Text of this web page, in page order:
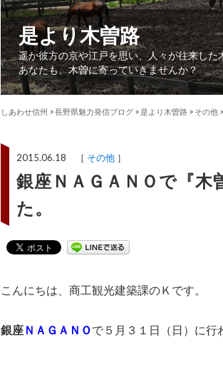
是より木曽路
遥か彼方の京や江戸を思い、人々が往来し
あなたも、木曽に寄っていきませんか？
しあわせ信州 >長野県魅力発信ブログ >是より木曽路 > その他 >
2015.06.18 ［ その他 ］
銀座ＮＡＧＡＮＯで『
た。
こんにちは、商工観光建築課のＫです。
銀座 ＮＡＧＡＮＯで５月３１日（日）に行